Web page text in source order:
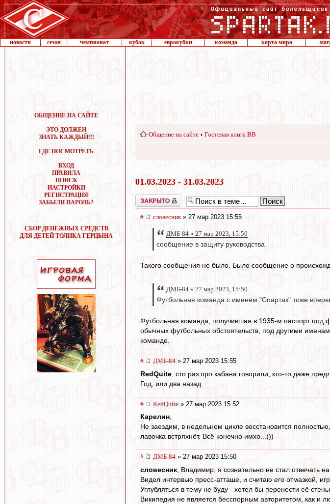
новости сезон чемпионат кубок еврокубки команда карта мира
ОБЩЕНИЕ НА САЙТЕ
ЭТО ДОЛЖЕН
ЗНАТЬ КАЖДЫЙ!!!
ГДЕ ПОСМОТРЕТЬ
ВХОД
ПРАВИЛА
ПОИСК
НАСТРОЙКИ
РЕГИСТРАЦИЯ
ЗАБЫЛИ ПАРОЛЬ?
СБОР ДЕНЕЖНЫХ СРЕДСТВ
ДЛЯ ДЕТЕЙ ТОЛИКА ГЕРЦЫНА
Общение на сайте ‹ Гостевая книга ВВ
01.03.2023 - 31.03.2023
Закрыто
# словесник » 27 мар 2023 15:55
ДМБ-84 » 27 мар 2023, 15:50
сообщение в защиту руководства
Такого сообщения не было. Было сообщение о
ДМБ-84 » 27 мар 2023, 15:50
Футбольная команда с именем "Спартак" тоже
Футбольная команда, получившая в 1935-м паспорт под
обычных футбольных обстоятельств, под другими
команде.
# ДМБ-84 » 27 мар 2023 15:55
RedQuite , сто раз про кабана говорили, кто-то даже
Год, или два назад.
# RedQuite » 27 мар 2023 15:52
Карелин,
Не заездим, в недельном цикле восстановится
лавочка встряхнёт. Всё конечно имхо...)))
# ДМБ-84 » 27 мар 2023 15:50
словесник , Владимир, я сознательно не стал отвечать
Видел интервью пресс-атташе, и считаю его отмазкой,
Углубляться в тему не буду - хотел бы перенести её стены
Википедия не является бесспорным авторитетом, как и